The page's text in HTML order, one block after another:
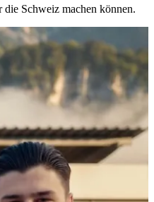
Schweiz machen können.